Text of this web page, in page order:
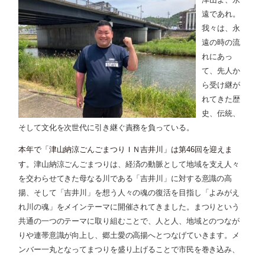
遠であれ。
我々は、永
遠の時の流
れにあっ
て、先人か
ら受け継が
れてきた歴
史、伝統、
そして文化を次世代に引き継ぐ責務を負っている。
本年で「津山納涼ごんごまつりＩＮ吉井川」は第46回を迎えま
す。 津山納涼ごんごまつりは、経済の動脈として地域を支え人々
を交わらせてきた母なる川である「吉井川」に対する意識の高
揚、そして「吉井川」を想う人々の魂の復活を目指し「よみがえ
れ川の魂」をメインテーマに開催されてきました。まつりという
共通の一つのテーマに取り組むことで、人と人、地域とのつなが
りや連帯意識が向上し、郷土愛の高揚へとつなげていきます。メ
ンバー一丸となってまつりを盛り上げることで市民を巻き込み、